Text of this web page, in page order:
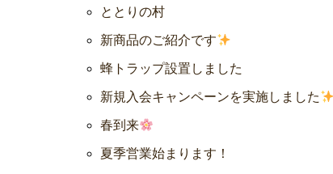
ととりの村
新商品のご紹介です
蜂トラップ設置しました
新規入会キャンペーンを実施しました
春到来
夏季営業始まります！